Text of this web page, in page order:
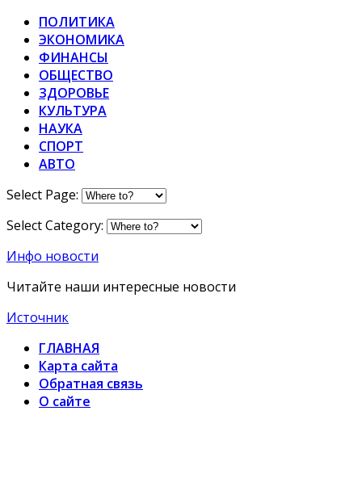
ПОЛИТИКА
ЭКОНОМИКА
ФИНАНСЫ
ОБЩЕСТВО
ЗДОРОВЬЕ
КУЛЬТУРА
НАУКА
СПОРТ
АВТО
Select Page:
Select Category:
Инфо новости
Читайте наши интересные новости
Источник
ГЛАВНАЯ
Карта сайта
Обратная связь
О сайте